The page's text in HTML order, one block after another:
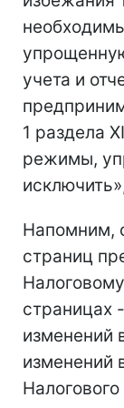
учета и
1 раздела
режимы,
Напомним,
страниц
страницах
изменений
изменений